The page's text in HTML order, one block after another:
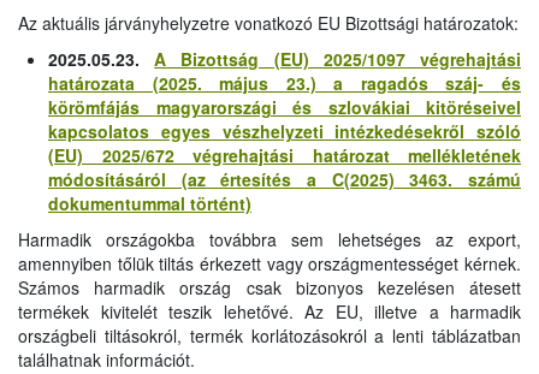
Az aktuális járványhelyzetre vonatkozó EU Bizottsági határozatok:
2025.05.23.A Bizottság (EU) 2025/1097 végrehajtási
határozata (2025. május 23.) a ragadós száj- és
körömfájás magyarországi és szlovákiai kitöréseivel
kapcsolatos egyes vészhelyzeti intézkedésekről szóló
(EU) 2025/672 végrehajtási határozat mellékletének
módosításáról (az értesítés a C(2025) 3463. számú
dokumentummal történt)
Harmadik országokba továbbra sem lehetséges az export,
amennyiben tőlük tiltás érkezett vagy országmentességet kérnek.
Számos harmadik ország csak bizonyos kezelésen átesett
termékek kivitelét teszik lehetővé. Az EU, illetve a harmadik
országbeli tiltásokról, termék korlátozásokról a lenti táblázatban
találhatnak információt.